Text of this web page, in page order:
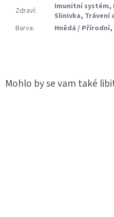
Zdraví: Imunitní systém,
Slinivka, Trávení
Barva: Hnědá / Přírodní,